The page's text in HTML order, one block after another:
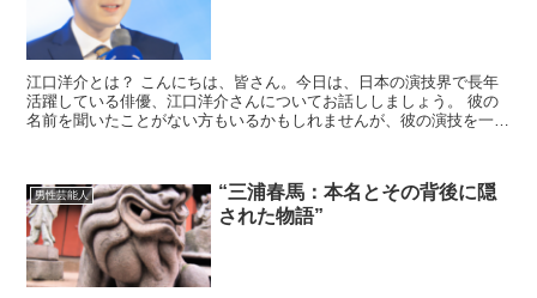
江口洋介とは？ こんにちは、皆さん。今日は、日本の演技界で長年
活躍している俳優、江口洋介さんについてお話ししましょう。 彼の
名前を聞いたことがない方もいるかもしれませんが、彼の演技を一度
男性芸能人
“三浦春馬：本名とその背後に隠
された物語”